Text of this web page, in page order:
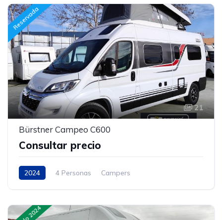
Reservada
21
Bürstner Campeo C600
Consultar precio
2024 4 Personas Campers